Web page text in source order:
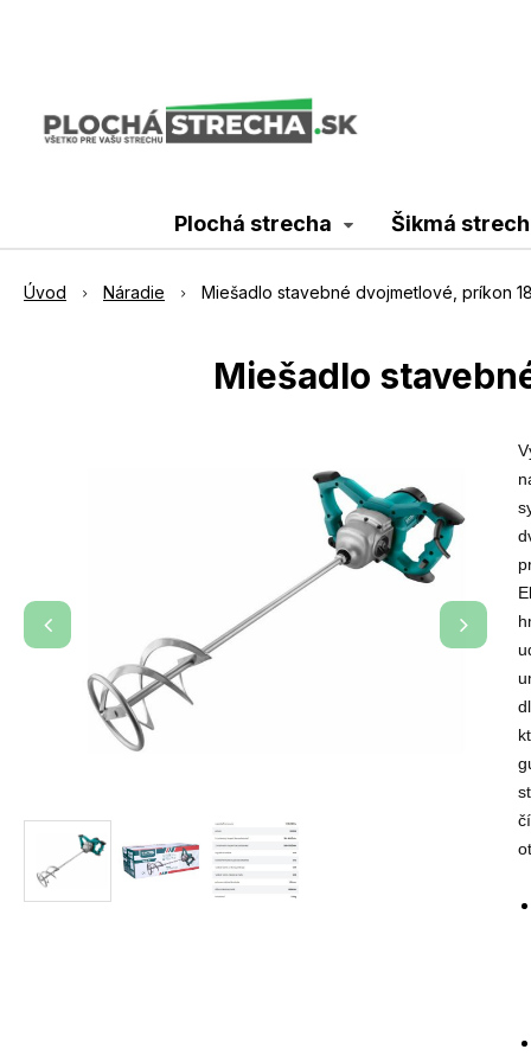
Plochá strecha Šikmá
Úvod Náradie Miešadlo stavebné dvojmetlové, príkon
Miešadlo